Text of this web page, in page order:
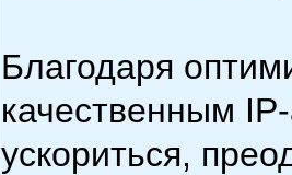
Благодаря
качественным
ускориться,